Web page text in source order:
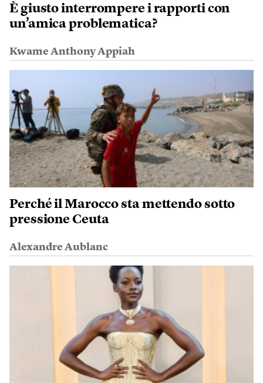
È giusto interrompere i rapporti con
un’amica problematica?
Kwame Anthony Appiah
Perché il Marocco sta mettendo sotto
pressione Ceuta
Alexandre Aublanc